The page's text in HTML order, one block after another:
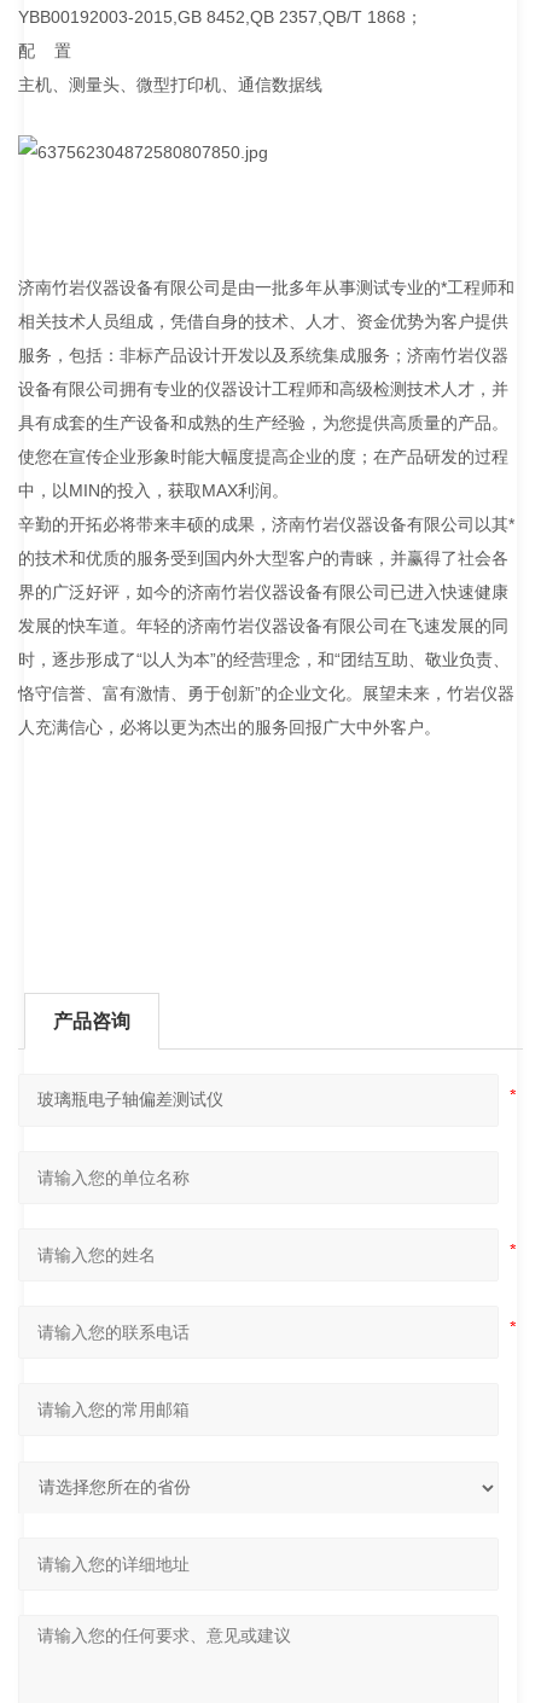
YBB00192003-2015,GB 8452,QB 2357,QB/T 1868；
配 置
主机、测量头、微型打印机、通信数据线
济南竹岩仪器设备有限公司是由一批多年从事测试专业的*工程师和
相关技术人员组成，凭借自身的技术、人才、资金优势为客户提供
服务，包括：非标产品设计开发以及系统集成服务；济南竹岩仪器
设备有限公司拥有专业的仪器设计工程师和高级检测技术人才，并
具有成套的生产设备和成熟的生产经验，为您提供高质量的产品。
使您在宣传企业形象时能大幅度提高企业的度；在产品研发的过程
中，以MIN的投入，获取MAX利润。
辛勤的开拓必将带来丰硕的成果，济南竹岩仪器设备有限公司以其*
的技术和优质的服务受到国内外大型客户的青睐，并赢得了社会各
界的广泛好评，如今的济南竹岩仪器设备有限公司已进入快速健康
发展的快车道。年轻的济南竹岩仪器设备有限公司在飞速发展的同
时，逐步形成了“以人为本”的经营理念，和“团结互助、敬业负责、
恪守信誉、富有激情、勇于创新”的企业文化。展望未来，竹岩仪器
人充满信心，必将以更为杰出的服务回报广大中外客户。
产品咨询